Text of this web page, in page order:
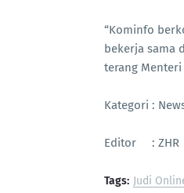
“Kominfo
bekerja sama
terang
Kategori :
Editor : ZHR
Tags: Judi